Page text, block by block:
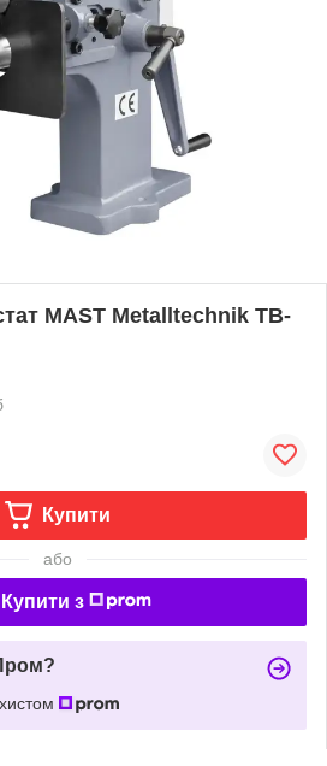
MAST Metalltechnik TB-
Купити
або
Купити з